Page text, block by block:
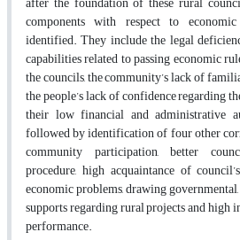
components with respect to
identified. They include the legal
capabilities related to passing economic
the councils, the community’s lack of
the people’s lack of confidence regarding
their low financial and administrative
followed by identification of four other
community participation, better
procedure, high acquaintance of
economic problems, drawing
supports regarding rural projects and high
performance.